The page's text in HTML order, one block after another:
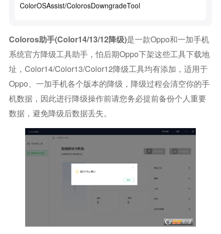
ColorOSAssist/ColorosDowngradeTool
Coloros助手(color14/13/12降级)是一款oppo和一加手机
系统官方降级工具助手，怕后期oppo下架这些工具下载地
址，color14/color13/color12降级工具均有添加，适用于
Oppo、一加手机各个版本的降级，降级过程会清空你的手
机数据，因此进行降级操作前请您务必提前备份个人重要
数据，避免降级后数据丢失。